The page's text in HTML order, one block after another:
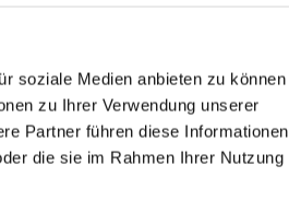
soziale Medien anbieten zu können
zu Ihrer Verwendung unserer
Partner führen diese Informationen
die sie im Rahmen Ihrer Nutzung